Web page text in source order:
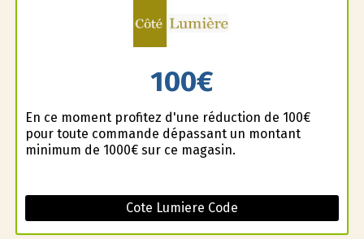
100€
En ce moment profitez d'une réduction de 100€
pour toute commande dépassant un montant
minimum de 1000€ sur ce magasin.
Cote Lumiere Code